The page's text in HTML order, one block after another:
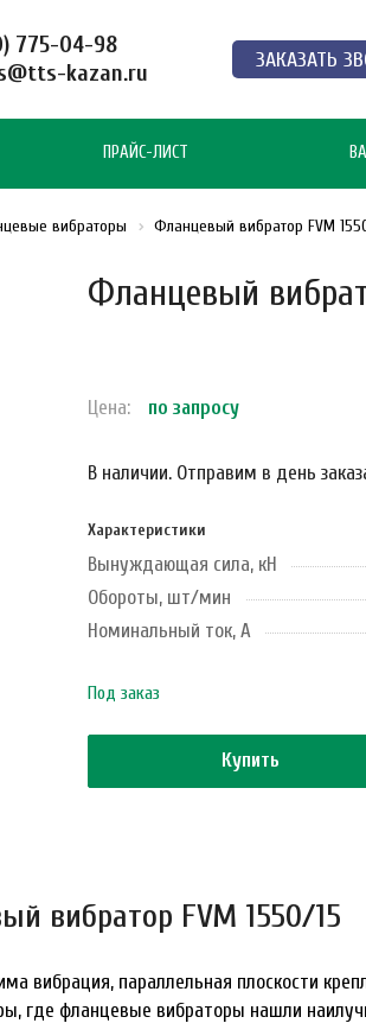
775-04-98
kazan.ru
ЗАКАЗАТЬ
ПРАЙС-ЛИСТ
вибраторы Фланцевый вибратор FVM
Фланцевый
Цена: по запросу
В наличии. Отправим в день
Характеристики
Вынуждающая сила, кН
Обороты, шт/мин
Номинальный ток, А
Под заказ
Купить
вибратор FVM 1550/15
вибрация, параллельная плоскости
где фланцевые вибраторы нашли